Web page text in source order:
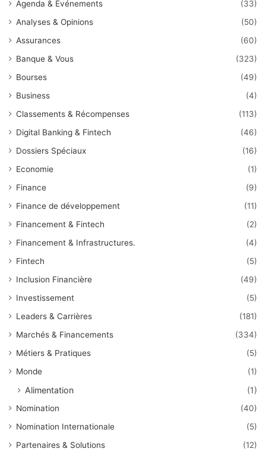
Agenda & Événements
(33)
Analyses & Opinions
(50)
Assurances
(60)
Banque & Vous
(323)
Bourses
(49)
Business
(4)
Classements & Récompenses
(113)
Digital Banking & Fintech
(46)
Dossiers Spéciaux
(16)
Economie
(1)
Finance
(9)
Finance de développement
(11)
Financement & Fintech
(2)
Financement & Infrastructures.
(4)
Fintech
(5)
Inclusion Financière
(49)
Investissement
(5)
Leaders & Carrières
(181)
Marchés & Financements
(334)
Métiers & Pratiques
(5)
Monde
(1)
Alimentation (1)
Nomination
(40)
Nomination Internationale
(5)
Partenaires & Solutions
(12)